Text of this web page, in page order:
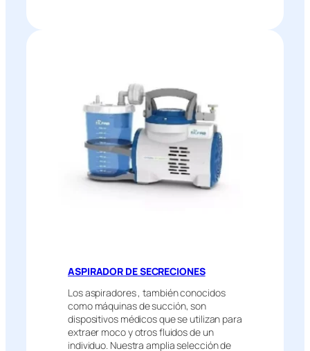
ASPIRADOR DE SECRECIONES
Los aspiradores , también conocidos
como máquinas de succión, son
dispositivos médicos que se utilizan para
extraer moco y otros fluidos de un
individuo. Nuestra amplia selección de